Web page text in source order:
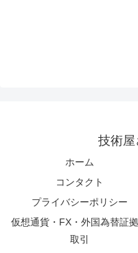
技術
ホーム
コンタクト
プライバシーポリシー
仮想通貨・FX・外国為替証
取引